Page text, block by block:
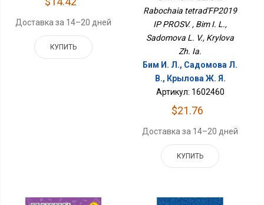
Доставка за 14–20 дней
КУПИТЬ
Rabochaia tetrad'FP2019
IP PROSV. , Bim I. L.,
Sadomova L. V., Krylova
Zh. Ia.
Бим И. Л., Садомова Л.
В., Крылова Ж. Я.
Артикул: 1602460
$21.76
Доставка за 14–20 дней
КУПИТЬ